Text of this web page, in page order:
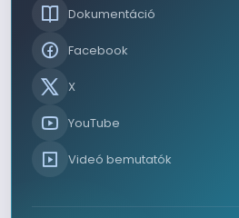
Dokumentáció
Facebook
X
YouTube
Videó bemutatók